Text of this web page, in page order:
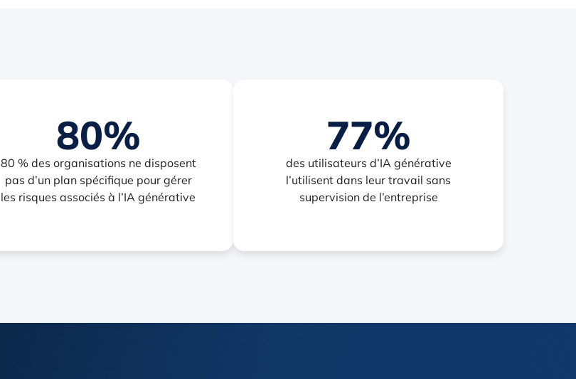
80%
80 % des organisations ne disposent
pas d’un plan spécifique pour gérer
les risques associés à l’IA générative
77%
des utilisateurs d’IA générative
l’utilisent dans leur travail sans
supervision de l’entreprise